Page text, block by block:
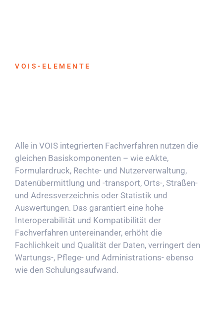
VOIS-ELEMENTE
Alle in VOIS integrierten Fachverfahren nutzen die
gleichen Basiskomponenten – wie eAkte,
Formulardruck, Rechte- und Nutzerverwaltung,
Datenübermittlung und -transport, Orts-, Straßen-
und Adressverzeichnis oder Statistik und
Auswertungen. Das garantiert eine hohe
Interoperabilität und Kompatibilität der
Fachverfahren untereinander, erhöht die
Fachlichkeit und Qualität der Daten, verringert den
Wartungs-, Pflege- und Administrations- ebenso
wie den Schulungsaufwand.